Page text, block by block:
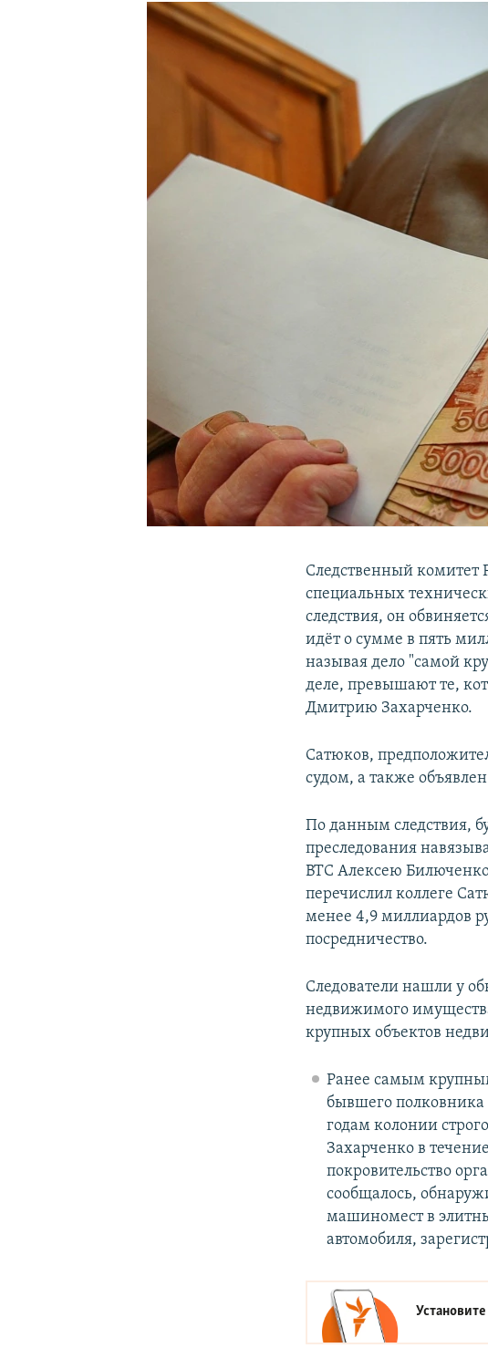
ПОДПИШИТЕСЬ НА РАССЫЛКУ
Следственный комитет
специальных
следствия, он
идёт о сумме в пять
называя дело "самой
деле, превышают те,
Дмитрию Захарченко.
Сатюков,
судом, а также
По данным следствия,
преследования
BTC Алексею
перечислил коллеге
менее 4,9 миллиардов
посредничество.
Следователи нашли у
недвижимого
крупных объектов
Ранее самым
бывшего полковника
годам колонии
Захарченко в
покровительство
сообщалось,
машиномест в
автомобиля,